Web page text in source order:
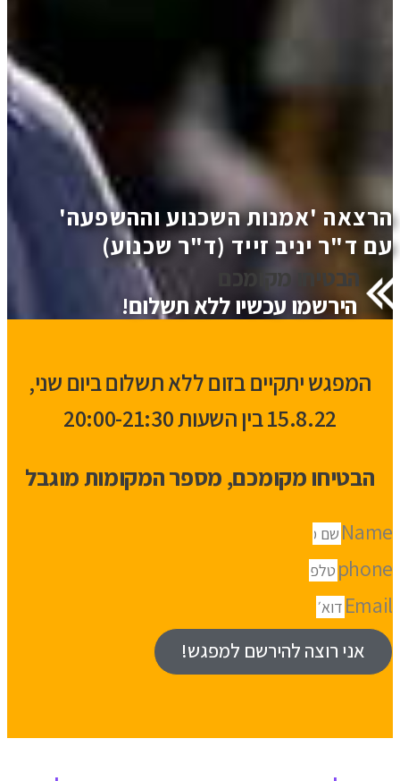
הרצאה 'אמנות השכנוע וההשפעה'
עם ד"ר יניב זייד (ד"ר שכנוע)
הבטיחו מקומכם
הירשמו עכשיו ללא תשלום!
המפגש יתקיים בזום ללא תשלום ביום שני,
15.8.22 בין השעות 20:00-21:30
הבטיחו מקומכם, מספר המקומות מוגבל
Name
phone
Email
אני רוצה להירשם למפגש!